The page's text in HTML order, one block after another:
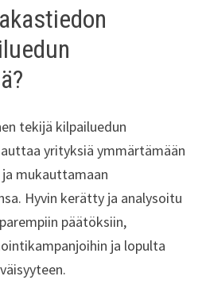
tekijä kilpailuedun
yrityksiä ymmärtämään
mukauttamaan
Hyvin kerätty ja analysoitu
päätöksiin,
ja lopulta